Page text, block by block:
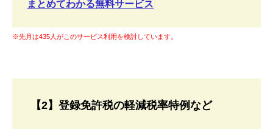
まとめてわかる無料サービス
※先月は435人がこのサービス利用を検討しています。
【2】登録免許税の軽減税率特例など